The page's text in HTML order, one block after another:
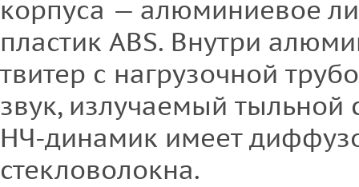
корпуса — алюминиевое
пластик ABS. Внутри
твитер с нагрузочной
звук, излучаемый тыльной
НЧ-динамик имеет
стекловолокна.